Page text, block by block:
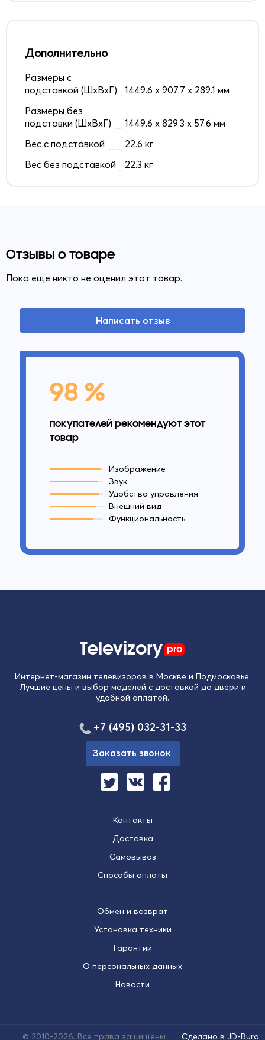
Дополнительно
Размеры с
подставкой (ШxВxГ)
1449.6 x 907.7 x 289.1 мм
Размеры без
подставки (ШxВxГ)
1449.6 x 829.3 x 57.6 мм
Вес с подставкой
22.6 кг
Вес без подставкой
22.3 кг
Отзывы о товаре
Пока еще никто не оценил этот товар.
Написать отзыв
98 %
покупателей рекомендуют этот
товар
Изображение
Звук
Удобство управления
Внешний вид
Функциональность
Televizory pro
Интернет-магазин телевизоров в Москве и Подмосковье.
Лучшие цены и выбор моделей с доставкой до двери и
удобной оплатой.
Контакты
Доставка
Самовывоз
Способы оплаты
Обмен и возврат
Установка техники
Гарантии
О персональных данных
Новости
+7 (495) 032-31-33
Заказать звонок
© 2010-2026. Все права защищены Сделано в JD-Buro